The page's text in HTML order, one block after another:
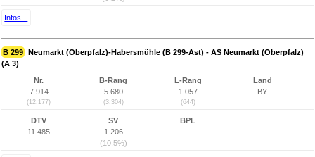
Infos...
B 299 Neumarkt (Oberpfalz)-Habersmühle (B 299-Ast) - AS Neumarkt (Oberpfalz)
(A 3)
Nr.
7.914
(12.177)
B-Rang
5.680
(3.304)
L-Rang
1.057
(644)
Land
BY
DTV
11.485
SV
1.206
(10,5%)
BPL